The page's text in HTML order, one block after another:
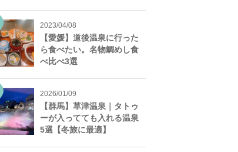
2023/04/08
【愛媛】道後温泉に行った
ら食べたい。名物鯛めし食
べ比べ3選
2026/01/09
【群馬】草津温泉｜タトゥ
ーが入ってても入れる温泉
5選【冬旅に最適】